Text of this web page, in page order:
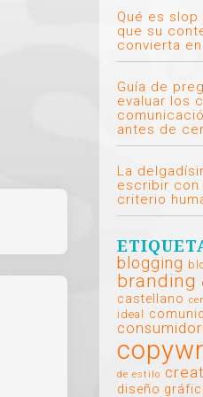
Qué es
que su
convierta
Guía de
evaluar los
antes de
La
escribir con
criterio
blogging
branding
castellano
ideal
de estilo
diseño